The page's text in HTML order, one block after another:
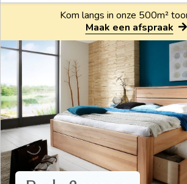
Kom langs in onze 500m²
Maak een afspraak